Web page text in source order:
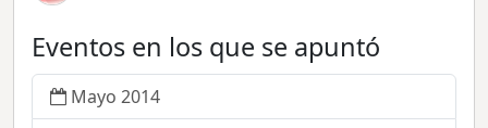
Eventos en los que se apuntó
Mayo 2014